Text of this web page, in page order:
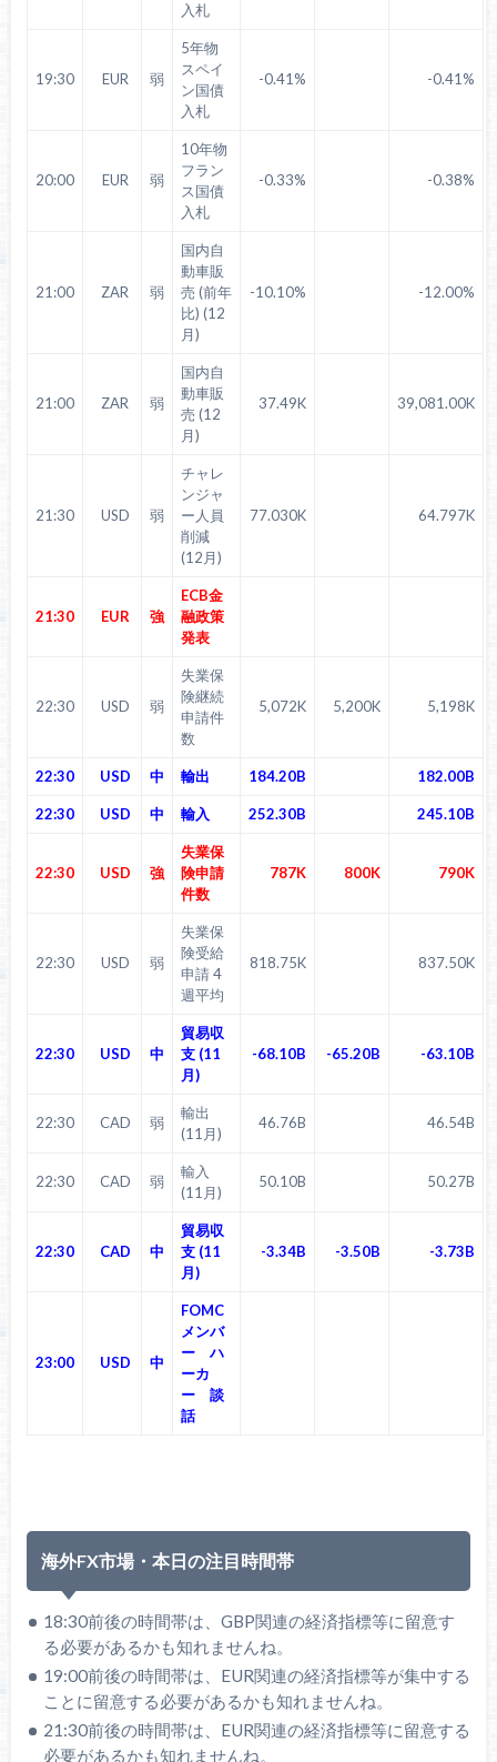
入札
19:30 EUR 弱
5年物
スペイ
ン国債
入札
-0.41% -0.41%
20:00 EUR 弱
10年物
フラン
ス国債
入札
-0.33% -0.38%
21:00 ZAR 弱
国内自
動車販
売 (前年
比) (12
月)
-10.10% -12.00%
21:00 ZAR 弱
国内自
動車販
売 (12
月)
37.49K 39,081.00K
21:30 USD 弱
チャレ
ンジャ
ー人員
削減
(12月)
77.030K 64.797K
21:30 EUR 強
ECB金
融政策
発表
22:30 USD 弱
失業保
険継続
申請件
数
5,072K 5,200K 5,198K
22:30 USD 中 輸出 184.20B 182.00B
22:30 USD 中 輸入 252.30B 245.10B
22:30 USD 強
失業保
険申請
件数
787K 800K 790K
22:30 USD 弱
失業保
険受給
申請 4
週平均
818.75K 837.50K
22:30 USD 中
貿易収
支 (11
月)
-68.10B -65.20B -63.10B
22:30 CAD 弱
輸出
(11月)
46.76B 46.54B
22:30 CAD 弱
輸入
(11月)
50.10B 50.27B
22:30 CAD 中
貿易収
支 (11
月)
-3.34B -3.50B -3.73B
23:00 USD 中
FOMC
メンバ
ー ハ
ーカ
ー 談
話
海外FX市場・本日の注目時間帯
18:30前後の時間帯は、GBP関連の経済指標等に留意す
る必要があるかも知れませんね。
19:00前後の時間帯は、EUR関連の経済指標等が集中する
ことに留意する必要があるかも知れませんね。
21:30前後の時間帯は、EUR関連の経済指標等に留意する
必要があるかも知れませんね。